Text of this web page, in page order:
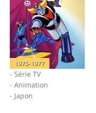
1975-1977
- Série TV
- Animation
- Japon